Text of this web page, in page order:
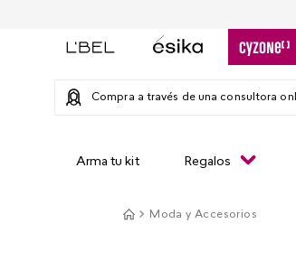
Compra a través de una consultora
Arma tu kit Regalos
Moda y Accesorios